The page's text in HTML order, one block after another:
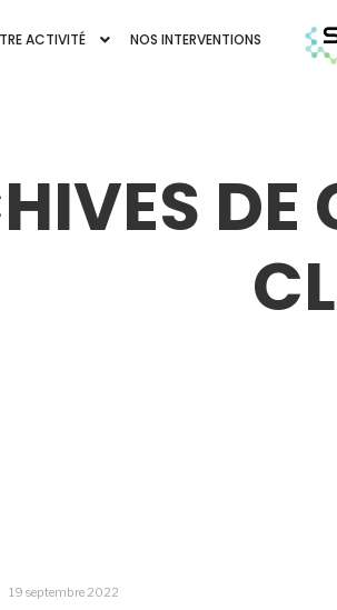
ACTIVITÉ NOS INTERVENTIONS
DE
19 septembre 2022